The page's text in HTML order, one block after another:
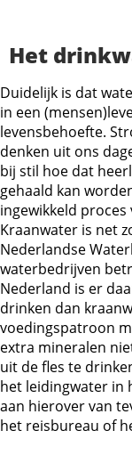
Het
Duidelijk is dat
in een
levensbehoefte.
denken uit ons
bij stil hoe dat
gehaald kan
ingewikkeld
Kraanwater is net
Nederlandse
waterbedrijven
Nederland is er
drinken dan
voedingspatroon
extra mineralen
uit de fles te
het leidingwater in
aan hierover van
het reisbureau of